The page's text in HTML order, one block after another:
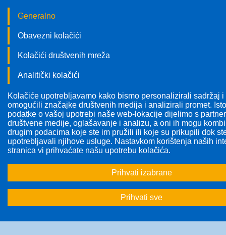
Pratite nas!
Odabrana tema:Sve teme
<< < 1 2 ... 5 6 7 ...
Generalno
Obavezni kolačići
Kolačići društvenih mreža
Analitički kolačići
Kolačiće upotrebljavamo kako bismo personalizirali sadržaj i
omogućili značajke društvenih medija i analizirali promet.
podatke o vašoj upotrebi naše web-lokacije dijelimo s
društvene medije, oglašavanje i analizu, a oni ih mogu
drugim podacima koje ste im pružili ili koje su prikupili dok
upotrebljavali njihove usluge. Nastavkom korištenja naših
stranica vi prihvaćate našu upotrebu kolačića.
Prihvati izabrane
Prihvati sve